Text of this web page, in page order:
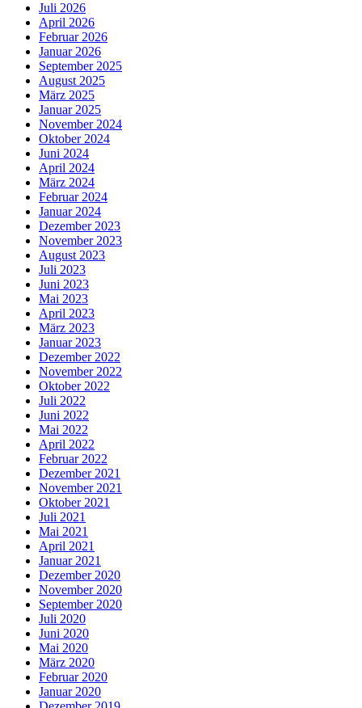
Juli 2026
April 2026
Februar 2026
Januar 2026
September 2025
August 2025
März 2025
Januar 2025
November 2024
Oktober 2024
Juni 2024
April 2024
März 2024
Februar 2024
Januar 2024
Dezember 2023
November 2023
August 2023
Juli 2023
Juni 2023
Mai 2023
April 2023
März 2023
Januar 2023
Dezember 2022
November 2022
Oktober 2022
Juli 2022
Juni 2022
Mai 2022
April 2022
Februar 2022
Dezember 2021
November 2021
Oktober 2021
Juli 2021
Mai 2021
April 2021
Januar 2021
Dezember 2020
November 2020
September 2020
Juli 2020
Juni 2020
Mai 2020
März 2020
Februar 2020
Januar 2020